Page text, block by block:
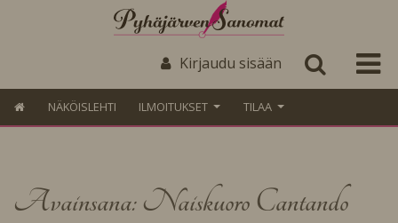
Kirjaudu sisään
NÄKÖISLEHTI ILMOITUKSET TILAA
Avainsana: Naiskuoro Cantando